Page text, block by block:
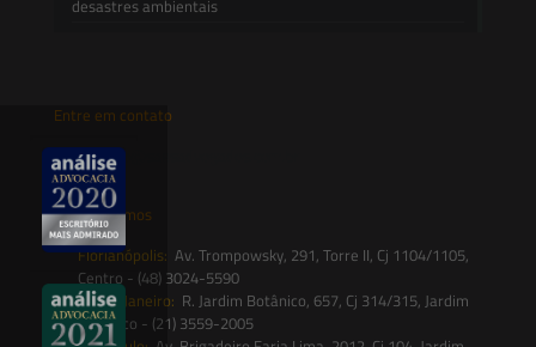
desastres ambientais
Entre em contato
contato@saesadvogados.com.br
Onde estamos
Florianópolis: Av. Trompowsky, 291, Torre II, Cj 1104/1105,
Centro - (48) 3024-5590
Rio de Janeiro: R. Jardim Botânico, 657, Cj 314/315, Jardim
Botânico - (21) 3559-2005